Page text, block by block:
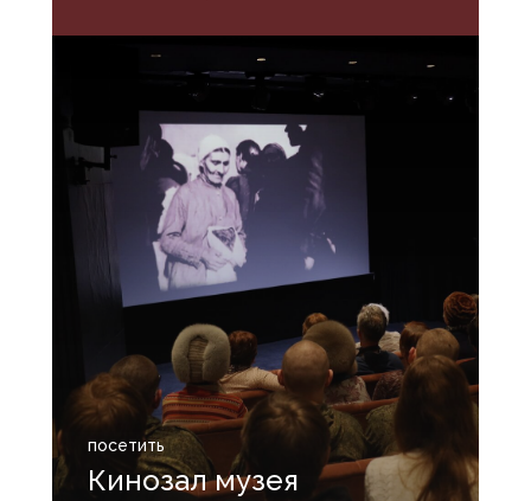
посетить
Кинозал музея